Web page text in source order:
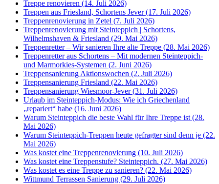
Treppe renovieren (14. Juli 2026)
Treppen aus Friesland, Schortens Jever (17. Juli 2026)
Treppenrenovierung in Zetel (7. Juli 2026)
Treppenrenovierung mit Steinteppich | Schortens,
Wilhelmshaven & Friesland (29. Mai 2026)
Treppenretter – Wir sanieren Ihre alte Treppe (28. Mai 2026)
Treppenretter aus Schortens – Mit modernen Steinteppich-
und Marmorkies-Systemen (2. Juni 2026)
Treppensanierung Aktionswochen (2. Juli 2026)
Treppensanierung Friesland (22. Mai 2026)
Treppensanierung Wiesmoor-Jever (31. Juli 2026)
Urlaub im Steinteppich-Modus: Wie ich Griechenland
„repariert“ habe (16. Juni 2026)
Warum Steinteppich die beste Wahl für Ihre Treppe ist (28.
Mai 2026)
Warum Steinteppich-Treppen heute gefragter sind denn je (22.
Mai 2026)
Was kostet eine Treppenrenovierung (10. Juli 2026)
Was kostet eine Treppenstufe? Steinteppich. (27. Mai 2026)
Was kostet es eine Treppe zu sanieren? (22. Mai 2026)
Wittmund Terrassen Sanierung (29. Juli 2026)